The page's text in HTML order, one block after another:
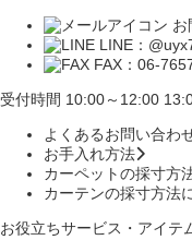
お
LINE：
FAX：06-
受付時間 10:00～12:00
よくあるお問い合わ
お手入れ方法
カーペットの採寸方
カーテンの採寸方法
お役立ちサービス・アイテ